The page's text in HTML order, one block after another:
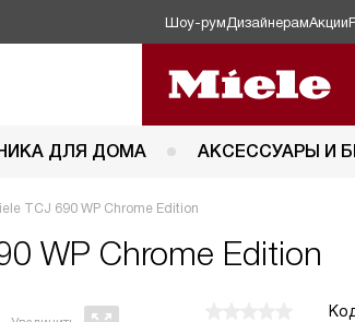
Шоу-рум ДизайнерамАкции
ДЛЯ ДОМА АКСЕССУАРЫ И
TCJ 690 WP Chrome Edition
WP Chrome Edition